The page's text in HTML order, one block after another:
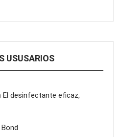
USUSARIOS
El desinfectante eficaz,